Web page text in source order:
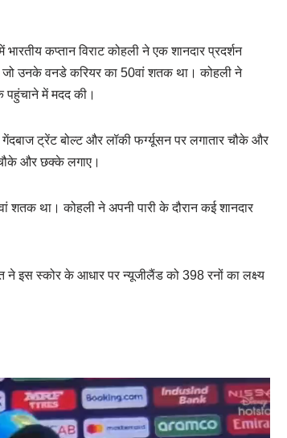
कप्तान विराट कोहली ने एक शानदार प्रदर्शन
जो उनके वनडे करियर का 50वां शतक था। कोहली ने
पहुंचाने में मदद की।
ट्रेंट बोल्ट और लॉकी फर्ग्यूसन पर लगातार चौके और
और छक्के लगाए।
था। कोहली ने अपनी पारी के दौरान कई शानदार
ने इस स्कोर के आधार पर न्यूजीलैंड को 398 रनों का लक्ष्य